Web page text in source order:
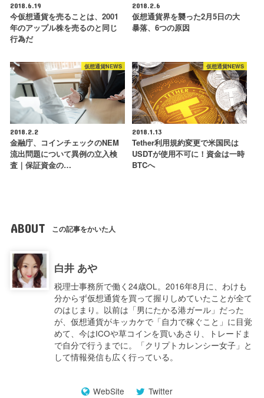
2018.6.19
今仮想通貨を売ることは、2001
年のアップル株を売るのと同じ
行為だ
2018.2.6
仮想通貨界を襲った2月5日の大
暴落、6つの原因
仮想通貨NEWS
2018.2.2
金融庁、コインチェックのNEM
流出問題について異例の立入検
査｜保証資金の…
仮想通貨NEWS
2018.1.13
Tether利用規約変更で米国民は
USDTが使用不可に！資金は一時
BTCへ
ABOUT この記事をかいた人
白井 あや
税理士事務所で働く24歳OL。2016年8月に、わけも
分からず仮想通貨を買って握りしめていたことが全て
のはじまり。以前は「男にたかる港ガール」だった
が、仮想通貨がキッカケで「自力で稼ぐこと」に目覚
めて、今はICOや草コインを買いあさり、トレードま
で自分で行うまでに。「クリプトカレンシー女子」と
して情報発信も広く行っている。
WebSite Twitter